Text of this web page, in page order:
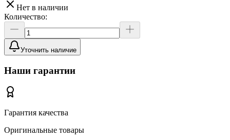
Нет в наличии
Количество:
Уточнить наличие
Наши гарантии
Гарантия качества
Оригинальные товары